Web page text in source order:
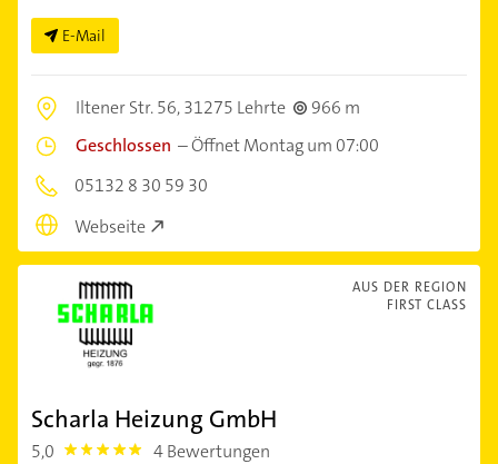
E-Mail
Iltener Str. 56,31275 Lehrte
966 m
Geschlossen –Öffnet Montag um 07:00
05132 8 30 59 30
Webseite
AUS DER REGION
FIRST CLASS
Scharla Heizung GmbH
5,0 5.0 4 Bewertungen